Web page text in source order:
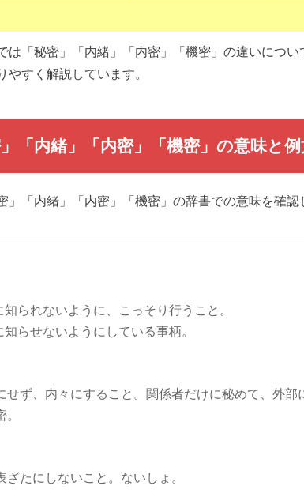
は「秘密」「内緒」「内密」「機密」の違いにつ
やすく解説しています。
」「内緒」「内密」「機密」の意味と例
」「内緒」「内密」「機密」の辞書での意味を確認
知られないように、こっそり行うこと。
知らせないようにしている事柄。
せず、内々にすること。関係者だけに秘めて、外部
。
ざたにしないこと。ないしょ。